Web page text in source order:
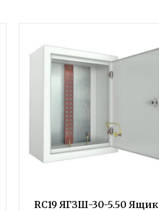
RC19 ЯГЗШ-30-5.50 Ящик